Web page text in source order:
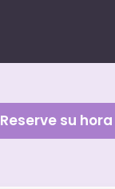
Reserve su hora